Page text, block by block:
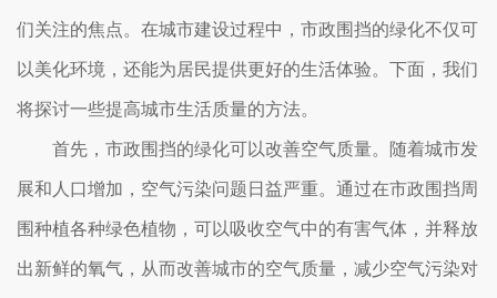
们关注的焦点。在城市建设过程中，市政围挡的绿化不仅可
以美化环境，还能为居民提供更好的生活体验。下面，我们
将探讨一些提高城市生活质量的方法。
首先，市政围挡的绿化可以改善空气质量。随着城市发
展和人口增加，空气污染问题日益严重。通过在市政围挡周
围种植各种绿色植物，可以吸收空气中的有害气体，并释放
出新鲜的氧气，从而改善城市的空气质量，减少空气污染对